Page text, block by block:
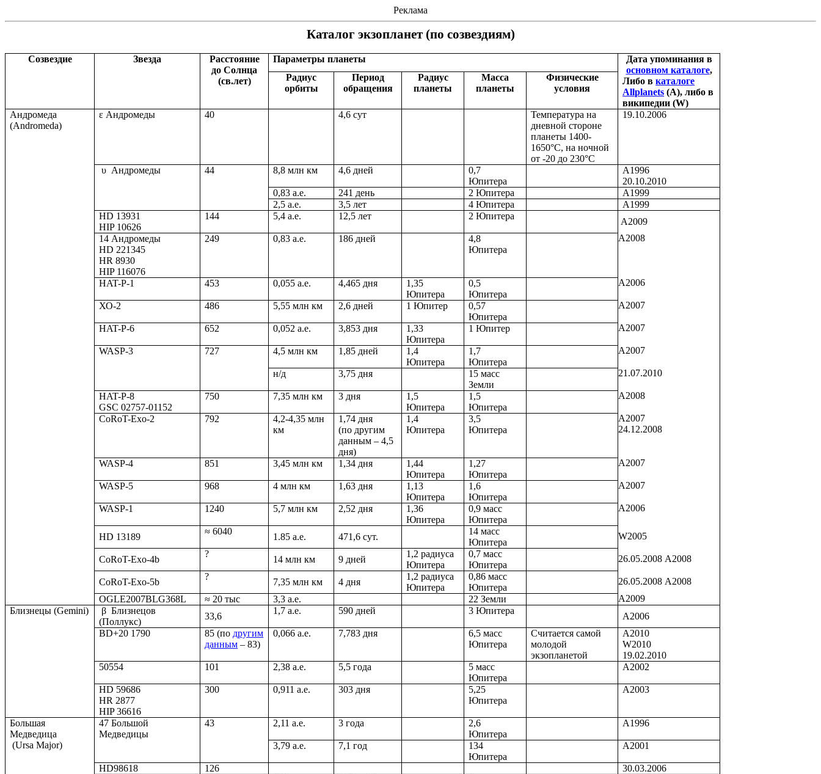
Реклама
Каталог экзопланет (по созвездиям)
Созвездие Звезда
Расстояние
до Солнца
(св.лет)
Параметры планеты
Дата упоминания в
основном каталоге,
Либо вкаталоге
Allplanets (A), либо в
википедии (W)
Радиус
орбиты
Период
обращения
Радиус
планеты
Масса
планеты
Физические
условия
Андромеда
(Andromeda)
ε Андромеды 40 4,6 сут
Температура на
дневной стороне
планеты 1400-
1650°C, на ночной
от -20 до 230°C
19.10.2006
υ Андромеды 44 8,8 млн км 4,6 дней
0,7
Юпитера
А1996
20.10.2010
0,83 а.е.
241 день 2 Юпитера
А1999
2,5 а.е.
3,5 лет 4 Юпитера
А1999
HD 13931
HIP 10626
144 5,4 а.е. 12,5 лет 2 Юпитера
А2009
14 Андромеды
HD 221345
HR 8930
HIP 116076
249 0,83 а.е. 186 дней
4,8
Юпитера
А2008
HAT-P-1 453 0,055 а.е. 4,465 дня
1,35
Юпитера
0,5
Юпитера
А2006
ХО-2 486 5,55 млн км 2,6 дней 1 Юпитер
0,57
Юпитера
А2007
HAT-P-6 652 0,052 а.е. 3,853 дня
1,33
Юпитера
1 Юпитер А2007
WASP-3 727 4,5 млн км 1,85 дней
1,4
Юпитера
1,7
Юпитера
А2007
н/д 3,75 дня
15 масс
Земли
21.07.2010
HAT-P-8
GSC 02757-01152
750 7,35 млн км 3 дня
1,5
Юпитера
1,5
Юпитера
А2008
CoRoT-Exo-2 792
4,2-4,35 млн
км
1,74 дня
(по другим
данным – 4,5
дня)
1,4
Юпитера
3,5
Юпитера
А2007
24.12.2008
WASP-4 851 3,45 млн км 1,34 дня
1,44
Юпитера
1,27
Юпитера
А2007
WASP-5 968 4 млн км 1,63 дня
1,13
Юпитера
1,6
Юпитера
А2007
WASP-1 1240 5,7 млн км 2,52 дня
1,36
Юпитера
0,9 масс
Юпитера
А2006
HD 13189
≈ 6040
1.85 а.е. 471,6 сут.
14 масс
Юпитера
W2005
CoRoT-Exo-4b
?
14 млн км 9 дней
1,2 радиуса
Юпитера
0,7 масс
Юпитера
26.05.2008 А2008
CoRoT-Exo-5b
?
7,35 млн км 4 дня
1,2 радиуса
Юпитера
0,86 масс
Юпитера
26.05.2008 А2008
OGLE2007BLG368L
≈ 20 тыс 3,3 а.е. 22 Земли
А2009
Близнецы (Gemini)
β Близнецов
(Поллукс)
33,6
1,7 а.е. 590 дней 3 Юпитера
А2006
BD+20 1790
85 (по другим
данным – 83)
0,066 а.е. 7,783 дня
6,5 масс
Юпитера
Считается самой
молодой
экзопланетой
А2010
W2010
19.02.2010
50554
101 2,38 а.е. 5,5 года
5 масс
Юпитера
А2002
HD 59686
HR 2877
HIP 36616
300 0,911 а.е. 303 дня
5,25
Юпитера
А2003
Большая
Медведица
(Ursa Major)
47 Большой
Медведицы
43 2,11 а.е. 3 года
2,6
Юпитера
А1996
3,79 а.е. 7,1 год
134
Юпитера
А2001
HD98618 126
30.03.2006